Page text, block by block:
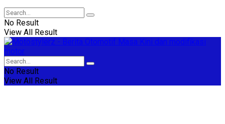
No Result
View All Result
No Result
View All Result